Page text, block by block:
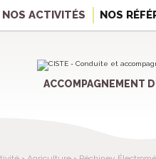
NOS ACTIVITÉS NOS
ACCOMPAGNEMENT